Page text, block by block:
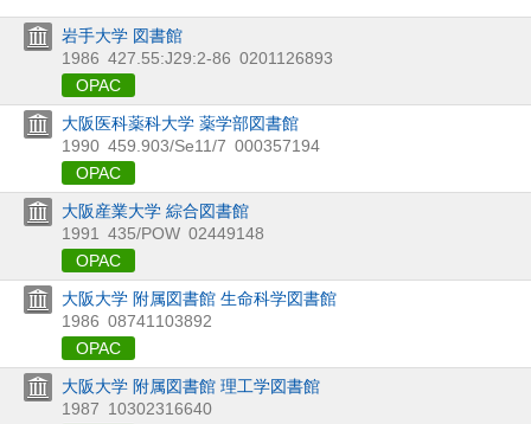
岩手大学 図書館
1986 427.55:J29:2-86 0201126893
OPAC
大阪医科薬科大学 薬学部図書館
1990 459.903/Se11/7 000357194
OPAC
大阪産業大学 綜合図書館
1991
435/POW 02449148
OPAC
大阪大学 附属図書館 生命科学図書館
1986 08741103892
OPAC
大阪大学 附属図書館 理工学図書館
1987 10302316640